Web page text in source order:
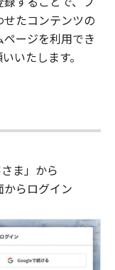
たコンテンツの
ージを利用でき
いたします。
ま」から
らログイン